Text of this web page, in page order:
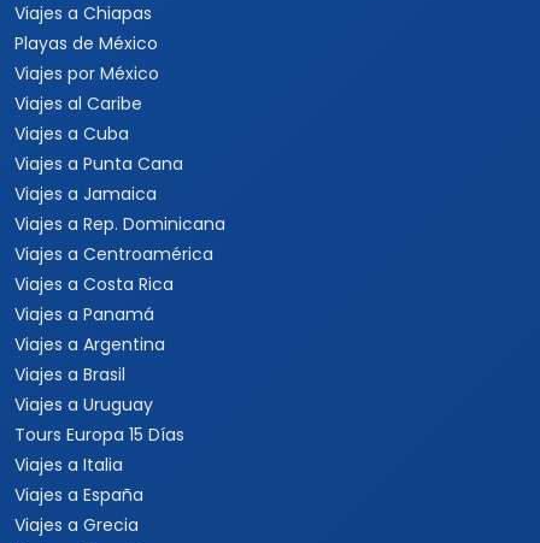
Viajes a Chiapas
Playas de México
Viajes por México
Viajes al Caribe
Viajes a Cuba
Viajes a Punta Cana
Viajes a Jamaica
Viajes a Rep. Dominicana
Viajes a Centroamérica
Viajes a Costa Rica
Viajes a Panamá
Viajes a Argentina
Viajes a Brasil
Viajes a Uruguay
Tours Europa 15 Días
Viajes a Italia
Viajes a España
Viajes a Grecia